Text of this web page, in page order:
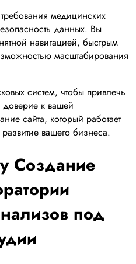
медицинских
данных. Вы
навигацией, быстрым
масштабирования
систем, чтобы привлечь
доверие к вашей
сайта, который работает
вашего бизнеса.
Создание
под